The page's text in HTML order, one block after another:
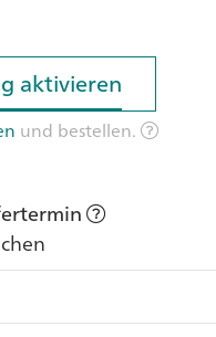
aktivieren
aktivieren
und bestellen.